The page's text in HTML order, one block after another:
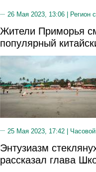
26 Мая 2023, 13:06 | Регион
Жители Приморья
популярный
25 Мая 2023, 17:42 |
Энтузиазм
рассказал глава